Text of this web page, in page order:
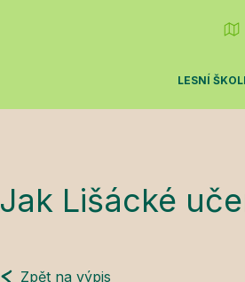
LESNÍ
Jak Lišácké
Zpět na výpis